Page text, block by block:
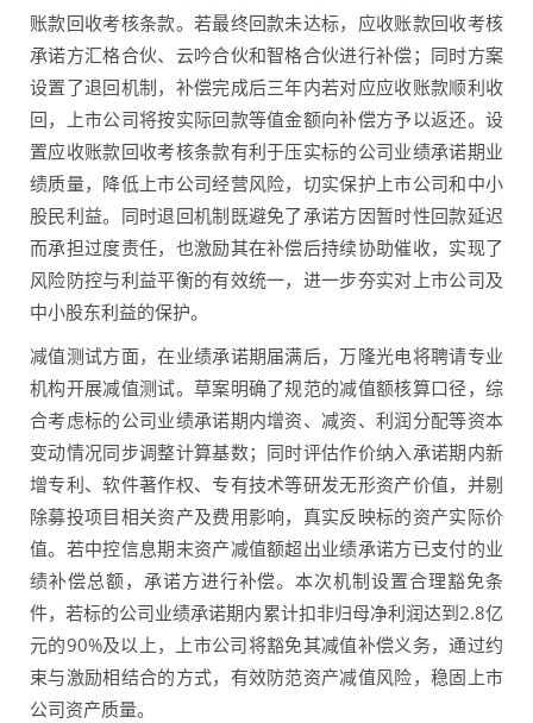
账款回收考核条款。若最终回款未达标，应收账款回收考核
承诺方汇格合伙、云吟合伙和智格合伙进行补偿；同时方案
设置了退回机制，补偿完成后三年内若对应应收账款顺利收
回，上市公司将按实际回款等值金额向补偿方予以返还。设
置应收账款回收考核条款有利于压实标的公司业绩承诺期业
绩质量，降低上市公司经营风险，切实保护上市公司和中小
股民利益。同时退回机制既避免了承诺方因暂时性回款延迟
而承担过度责任，也激励其在补偿后持续协助催收，实现了
风险防控与利益平衡的有效统一，进一步夯实对上市公司及
中小股东利益的保护。
减值测试方面，在业绩承诺期届满后，万隆光电将聘请专业
机构开展减值测试。草案明确了规范的减值额核算口径，综
合考虑标的公司业绩承诺期内增资、减资、利润分配等资本
变动情况同步调整计算基数；同时评估作价纳入承诺期内新
增专利、软件著作权、专有技术等研发无形资产价值，并剔
除募投项目相关资产及费用影响，真实反映标的资产实际价
值。若中控信息期末资产减值额超出业绩承诺方已支付的业
绩补偿总额，承诺方进行补偿。本次机制设置合理豁免条
件，若标的公司业绩承诺期内累计扣非归母净利润达到2.8亿
元的90%及以上，上市公司将豁免其减值补偿义务，通过约
束与激励相结合的方式，有效防范资产减值风险，稳固上市
公司资产质量。